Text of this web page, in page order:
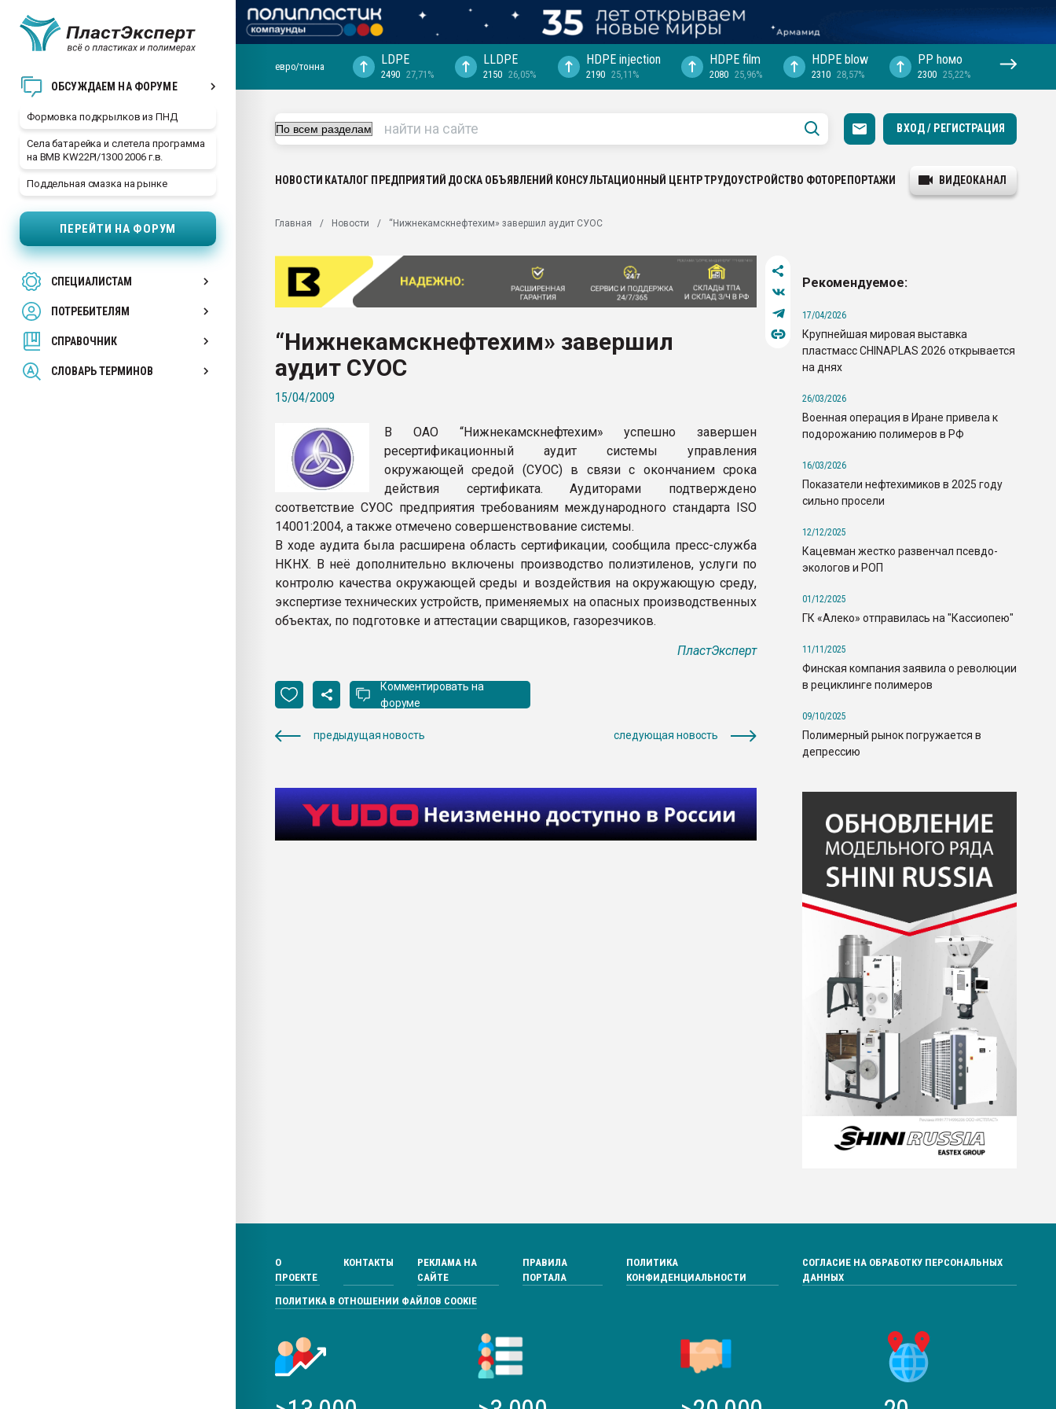
ОБСУЖДАЕМ НА ФОРУМЕ
Формовка подкрылков из ПНД
Села батарейка и слетела программа
на BMB KW22PI/1300 2006 г.в.
Поддельная смазка на рынке
ПЕРЕЙТИ НА ФОРУМ
СПЕЦИАЛИСТАМ
ПОТРЕБИТЕЛЯМ
СПРАВОЧНИК
СЛОВАРЬ ТЕРМИНОВ
29.07.2026 ФРП помог "Ижевскому
Вакуум-формовочные машины:
28.07.2026 Автоматизация выходит на
первый план в переработке
пластмасс
ситуацией на строительном рынке
Всё, что касается выдува ПЭТ
бутылок
ПЕРЕЙТИ НА ФОРУМ
евро/тонна LDPE
2490 27,71%
LLDPE
2150 26,05%
HDPE injection
2190 25,11%
HDPE film
2080 25,96%
HDPE blow
2310 28,57%
PP hомо
2300 25,22%
ВХОД / РЕГИСТРАЦИЯ
НОВОСТИ КАТАЛОГ ПРЕДПРИЯТИЙ ДОСКА ОБЪЯВЛЕНИЙ КОНСУЛЬТАЦИОННЫЙ ЦЕНТРТРУДОУСТРОЙСТВО ФОТОРЕПОРТАЖИ ВИДЕОКАНАЛ
Главная Новости “Нижнекамскнефтехим» завершил аудит СУОС
“Нижнекамскнефтехим» завершил
аудит СУОС
15/04/2009
В ОАО “Нижнекамскнефтехим» успешно завершен
ресертификационный аудит системы управления
окружающей средой (СУОС) в связи с окончанием срока
действия сертификата. Аудиторами подтверждено
соответствие СУОС предприятия требованиям международного стандарта ISO
14001:2004, а также отмечено совершенствование системы.
В ходе аудита была расширена область сертификации, сообщила пресс-служба
НКНХ. В неё дополнительно включены производство полиэтиленов, услуги по
контролю качества окружающей среды и воздействия на окружающую среду,
экспертизе технических устройств, применяемых на опасных производственных
объектах, по подготовке и аттестации сварщиков, газорезчиков.
ПластЭксперт
Комментировать на
форуме
предыдущая новость следующая новость
Рекомендуемое:
17/04/2026
Крупнейшая мировая выставка
пластмасс CHINAPLAS 2026 открывается
на днях
26/03/2026
Военная операция в Иране привела к
подорожанию полимеров в РФ
16/03/2026
Показатели нефтехимиков в 2025 году
сильно просели
12/12/2025
Кацевман жестко развенчал псевдо-
экологов и РОП
01/12/2025
ГК «Алеко» отправилась на "Кассиопею"
11/11/2025
Финская компания заявила о революции
в рециклинге полимеров
09/10/2025
Полимерный рынок погружается в
депрессию
О
ПРОЕКТЕ
КОНТАКТЫ
РЕКЛАМА НА
САЙТЕ
ПРАВИЛА
ПОРТАЛА
ПОЛИТИКА
КОНФИДЕНЦИАЛЬНОСТИ
СОГЛАСИЕ НА ОБРАБОТКУ ПЕРСОНАЛЬНЫХ
ДАННЫХ
ПОЛИТИКА В ОТНОШЕНИИ ФАЙЛОВ COOKIE